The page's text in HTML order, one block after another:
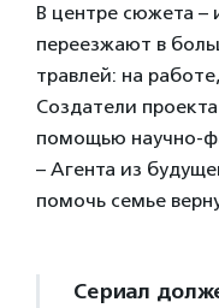
В центре сюжета –
переезжают в
травлей: на
Создатели
помощью научно-
– Агента из
помочь семье
Сериал